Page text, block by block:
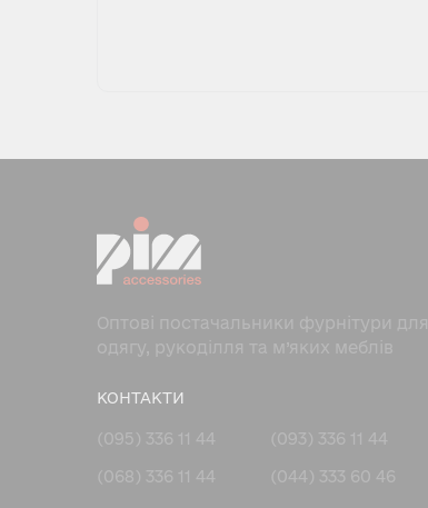
Оптові постачальники фурнітури для
одягу, рукоділля та м’яких меблів
КОНТАКТИ
(095) 336 11 44
(093) 336 11 44
(068) 336 11 44
(044) 333 60 46